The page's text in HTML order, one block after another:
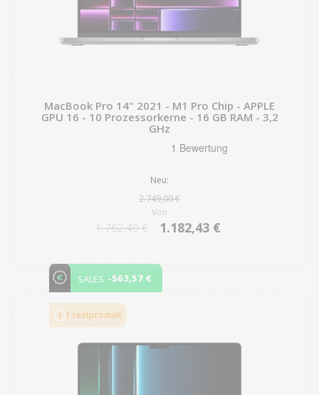
MacBook Pro 14" 2021 - M1 Pro Chip - APPLE
GPU 16 - 10 Prozessorkerne - 16 GB RAM - 3,2
GHz
Neu:
2.749,00 €
Von
1.762,49 € 1.182,43 €
SALES -563,57 €
1 restprodukt